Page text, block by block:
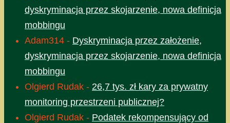
dyskryminacja przez skojarzenie, nowa definicja
mobbingu
Adam314 - Dyskryminacja przez założenie,
dyskryminacja przez skojarzenie, nowa definicja
mobbingu
Olgierd Rudak - 26,7 tys. zł kary za prywatny
monitoring przestrzeni publicznej?
Olgierd Rudak - Podatek rekompensujący od